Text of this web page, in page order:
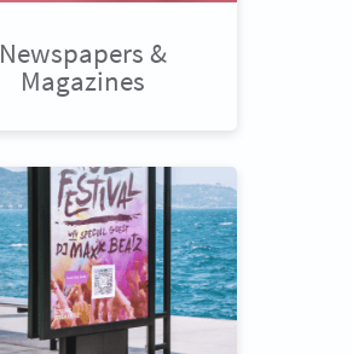
Newspapers &
Magazines